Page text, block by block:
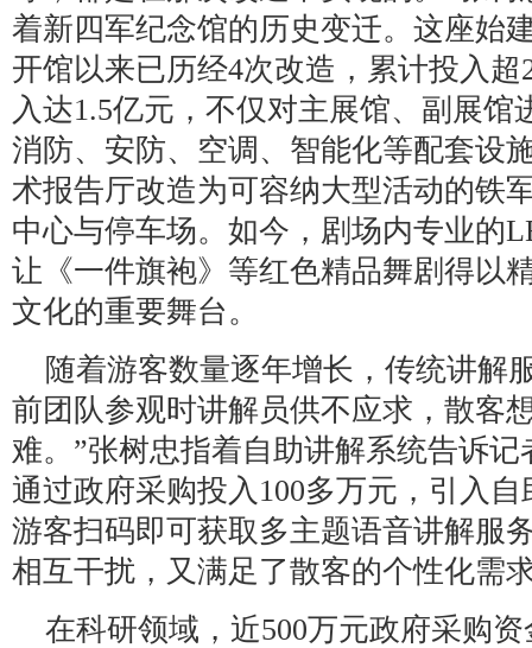
着新四军纪念馆的历史变迁。这座始
开馆以来已历经4次改造，累计投入超
入达1.5亿元，不仅对主展馆、副展馆
消防、安防、空调、智能化等配套设
术报告厅改造为可容纳大型活动的铁
中心与停车场。如今，剧场内专业的
让《一件旗袍》等红色精品舞剧得以
文化的重要舞台。
随着游客数量逐年增长，传统讲解
前团队参观时讲解员供不应求，散客
难。”张树忠指着自助讲解系统告诉记
通过政府采购投入100多万元，引入
游客扫码即可获取多主题语音讲解服
相互干扰，又满足了散客的个性化需
在科研领域，近500万元政府采购